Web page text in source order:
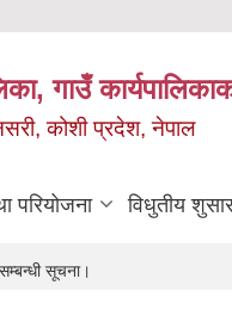
गाउँ
कोशी प्रदेश, नेपाल
परियोजना विधुतीय
सूचना।